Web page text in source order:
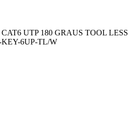
UTP 180 GRAUS TOOL
KEY-6UP-TL/W